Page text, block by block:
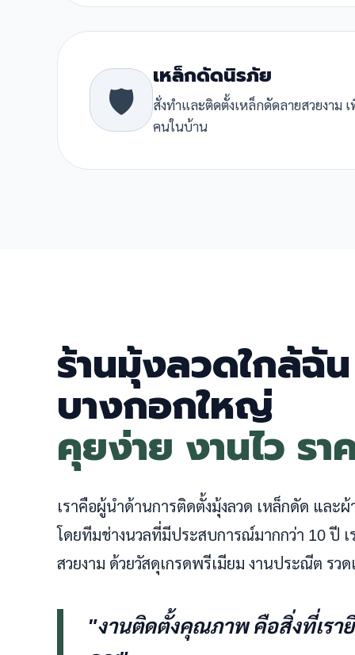
🛡️
เหล็กดัดนิรภัย
สั่งทำและติดตั้งเหล็กดัดลายสวยงาม
คนในบ้าน
ร้านมุ้งลวดใกล้ฉั
บางกอกใหญ่
คุยง่าย งานไว รา
เราคือผู้นำด้านการติดตั้งมุ้งลวด เหล็กดัด และ
โดยทีมช่างนวลที่มีประสบการณ์มากกว่า 10 ปี
สวยงาม ด้วยวัสดุเกรดพรีเมียม งานประณีต รว
"งานติดตั้งคุณภาพ คือสิ่งที่เรา